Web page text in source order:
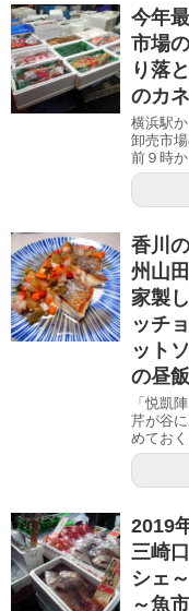
今年
市場
り落
のカ
横浜駅
卸売市
前９時
香川
州山
家製
ッチ
ット
の昼飯
「悦凱
芹が谷
めてお
2019
三崎
シェ
～魚